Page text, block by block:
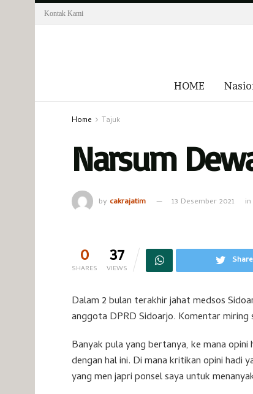
Kontak Kami
HOME
Home Tajuk
Narsum
by cakrajatim 13 Desember 2021 in
0
SHARES 37
VIEWS
Dalam 2 bulan terakhir jahat medsos
anggota DPRD Sidoarjo. Komentar
Banyak pula yang bertanya, ke mana
dengan hal ini. Di mana kritikan opini hadi
yang men japri ponsel saya untuk